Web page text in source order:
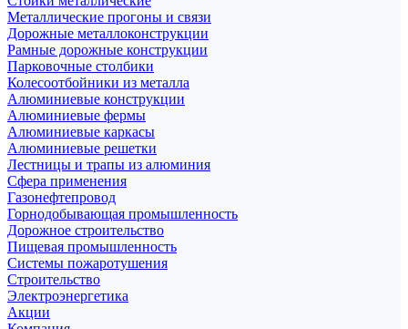
Металлические прогоны и связи
Дорожные металлоконструкции
Рамные дорожные конструкции
Парковочные столбики
Колесоотбойники из металла
Алюминиевые конструкции
Алюминиевые фермы
Алюминиевые каркасы
Алюминиевые решетки
Лестницы и трапы из алюминия
Сфера применения
Газонефтепровод
Горнодобывающая промышленность
Дорожное строительство
Пищевая промышленность
Системы пожаротушения
Строительство
Электроэнергетика
Акции